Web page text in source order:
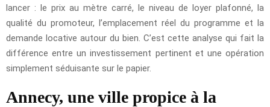
lancer : le prix au mètre carré, le niveau de loyer plafonné, la
qualité du promoteur, l’emplacement réel du programme et la
demande locative autour du bien. C’est cette analyse qui fait la
différence entre un investissement pertinent et une opération
simplement séduisante sur le papier.
Annecy, une ville propice à la